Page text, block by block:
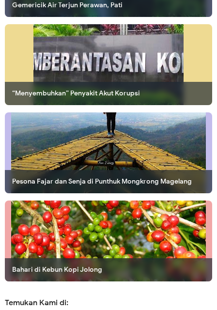
Gemericik Air Terjun Perawan, Pati
“Menyembuhkan” Penyakit Akut Korupsi
Pesona Fajar dan Senja di Punthuk Mongkrong Magelang
Bahari di Kebun Kopi Jolong
Temukan Kami di: